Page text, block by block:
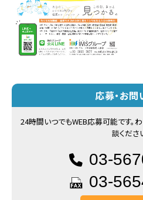
応募・お
24時間いつでもWEB応募可能です。
談くださ
03-
03-